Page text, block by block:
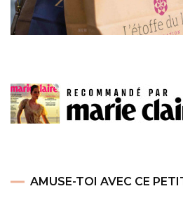
AMUSE-TOI AVEC CE